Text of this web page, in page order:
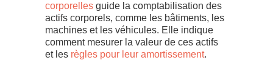
corporelles guide la comptabilisation des
actifs corporels, comme les bâtiments, les
machines et les véhicules. Elle indique
comment mesurer la valeur de ces actifs
et les règles pour leur amortissement.